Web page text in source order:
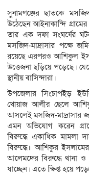
সুনামগঞ্জের ছাতকে
উঠেছেন আইনাকান্দি
তার এক দফা সংঘর্ষের
মসজিদ-মাদ্রাসার পক্ষে
রয়েছে এরপরও আশিকুল
উত্তেজনা ছড়িয়ে পড়েছে।
স্থানীয় বাসিন্দারা।
উপজেলার সিংচাপইড়
খোয়াজ আলীর ছেলে
আসলেই মসজিদ-মাদ্রাসার
এমন অভিযোগ করেন
বিরুদ্ধে একাধিক মামলা
বিরুদ্ধে। আশিকুর
আলেমদের বিরুদ্ধে থানা
যাচ্ছেন। এতে ক্ষিপ্ত হয়ে